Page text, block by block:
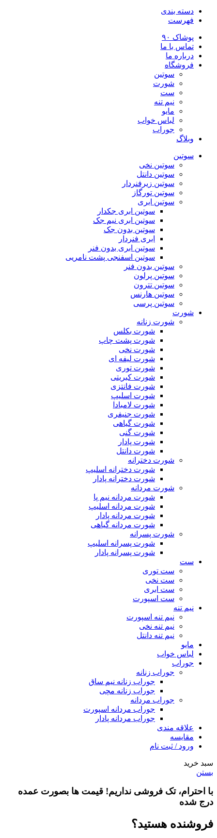
دسته بندی
فهرست
پوشاک ۹۰
تماس با ما
درباره ما
فروشگاه
سوتین
شورت
ست
نیم تنه
مایو
لباس خواب
جوراب
وبلاگ
سوتین
سوتین نخی
سوتین دانتل
سوتین زیرفنردار
سوتین تورگاز
سوتین ابری
سوتین ابری جکدار
سوتین ابری نیم جک
سوتین بدون جک
ابری فنردار
سوتین ابری بدون فنر
سوتین اسفنجی پشت نامریی
سوتین بدون فنر
سوتین پرلون
سوتین تترون
سوتین هارنس
سوتین پرسی
شورت
شورت زنانه
شورت بکلس
شورت پشت چاپ
شورت نخی
شورت لیفه ای
شورت توری
شورت کبریتی
شورت فانتزی
شورت اسلیپ
شورت لامبادا
شورت جنیفری
شورت گیاهی
شورت گنی
شورت پادار
شورت دانتل
شورت دخترانه
شورت دخترانه اسلیپ
شورت دخترانه پادار
شورت مردانه
شورت مردانه نیم پا
شورت مردانه اسلیپ
شورت مردانه پادار
شورت مردانه گیاهی
شورت پسرانه
شورت پسرانه اسلیپ
شورت پسرانه پادار
ست
ست توری
ست نخی
ست ابری
ست اسپورت
نیم تنه
نیم تنه اسپورت
نیم تنه نخی
نیم تنه دانتل
مایو
لباس خواب
جوراب
جوراب زنانه
جوراب زنانه نیم ساق
جوراب زنانه مچی
جوراب مردانه
جوراب مردانه اسپورت
جوراب مردانه پادار
علاقه مندی
مقایسه
ورود / ثبت نام
سبد خرید
بستن
با احترام، تک فروشی نداریم! قیمت ها بصورت عمده
درج شده
فروشنده هستید؟